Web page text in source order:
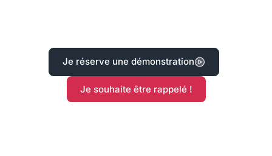
Je réserve une démonstration
Je souhaite être rappelé !